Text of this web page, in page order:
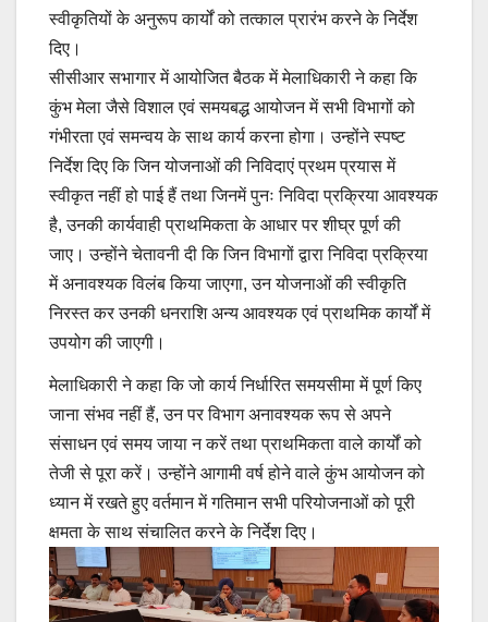
स्वीकृतियों के अनुरूप कार्यों को तत्काल प्रारंभ करने के निर्देश
दिए।
सीसीआर सभागार में आयोजित बैठक में मेलाधिकारी ने कहा कि
कुंभ मेला जैसे विशाल एवं समयबद्ध आयोजन में सभी विभागों को
गंभीरता एवं समन्वय के साथ कार्य करना होगा। उन्होंने स्पष्ट
निर्देश दिए कि जिन योजनाओं की निविदाएं प्रथम प्रयास में
स्वीकृत नहीं हो पाई हैं तथा जिनमें पुनः निविदा प्रक्रिया आवश्यक
है, उनकी कार्यवाही प्राथमिकता के आधार पर शीघ्र पूर्ण की
जाए। उन्होंने चेतावनी दी कि जिन विभागों द्वारा निविदा प्रक्रिया
में अनावश्यक विलंब किया जाएगा, उन योजनाओं की स्वीकृति
निरस्त कर उनकी धनराशि अन्य आवश्यक एवं प्राथमिक कार्यों में
उपयोग की जाएगी।
मेलाधिकारी ने कहा कि जो कार्य निर्धारित समयसीमा में पूर्ण किए
जाना संभव नहीं हैं, उन पर विभाग अनावश्यक रूप से अपने
संसाधन एवं समय जाया न करें तथा प्राथमिकता वाले कार्यों को
तेजी से पूरा करें। उन्होंने आगामी वर्ष होने वाले कुंभ आयोजन को
ध्यान में रखते हुए वर्तमान में गतिमान सभी परियोजनाओं को पूरी
क्षमता के साथ संचालित करने के निर्देश दिए।